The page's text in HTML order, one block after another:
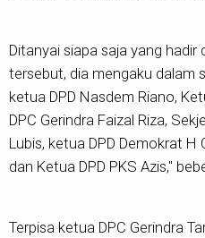
Ditanyai siapa saja yang
tersebut, dia mengaku dalam
ketua DPD Nasdem Riano,
DPC Gerindra Faizal Riza,
Lubis, ketua DPD Demokrat H
dan Ketua DPD PKS Azis,"
Terpisa ketua DPC Gerindra